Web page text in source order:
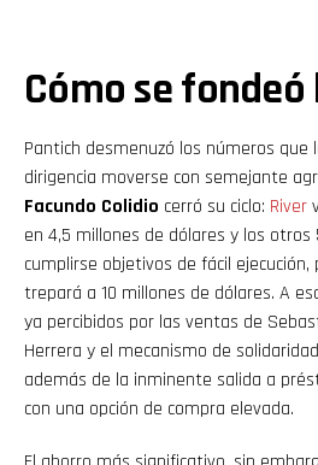
Cómo se
Pantich desmenuzó los números que
dirigencia moverse con semejante
Facundo Colidio cerró su ciclo: River
en 4,5 millones de dólares y los otros
cumplirse objetivos de fácil
trepará a 10 millones de dólares. A
ya percibidos por las ventas de
Herrera y el mecanismo de
además de la inminente salida a
con una opción de compra elevada.